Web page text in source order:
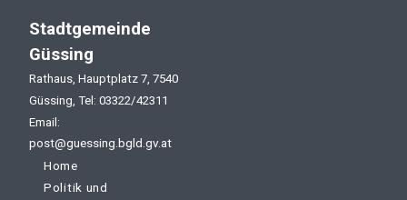
Stadtgemeinde
Güssing
Rathaus, Hauptplatz 7, 7540
Güssing, Tel: 03322/42311
Email:
post@guessing.bgld.gv.at
Home
Politik und